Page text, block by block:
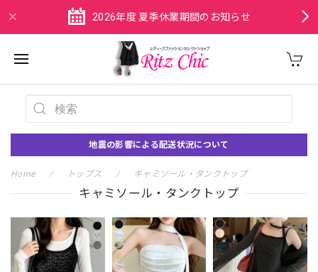
2026年度 夏季休業期間のお知らせ
地震の影響による配送状況について
Home トップス キャミソール・タンクトップ
キャミソール・タンクトップ